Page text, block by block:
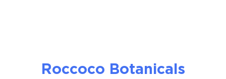
Roccoco Botanicals